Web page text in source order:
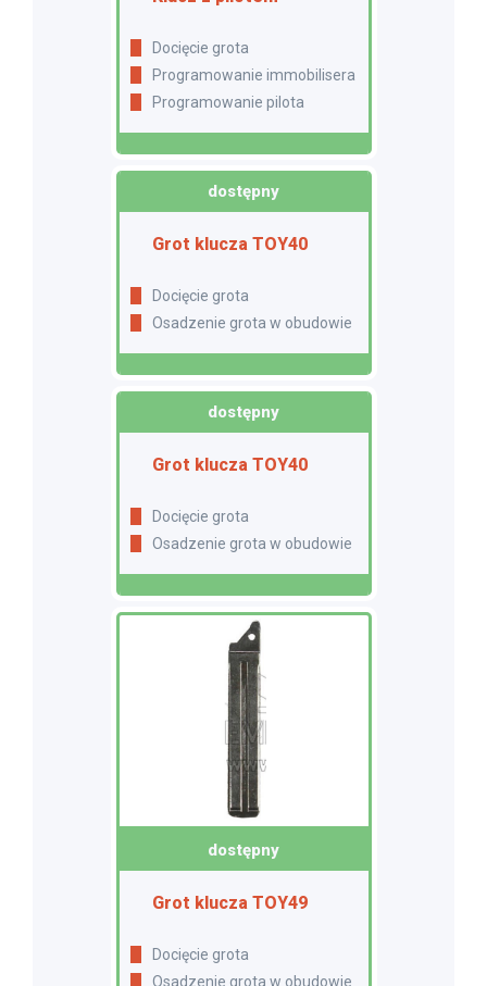
Docięcie grota
Programowanie immobilisera
Programowanie pilota
dostępny
Grot klucza TOY40
Docięcie grota
Osadzenie grota w obudowie
dostępny
Grot klucza TOY40
Docięcie grota
Osadzenie grota w obudowie
dostępny
Grot klucza TOY49
Docięcie grota
Osadzenie grota w obudowie